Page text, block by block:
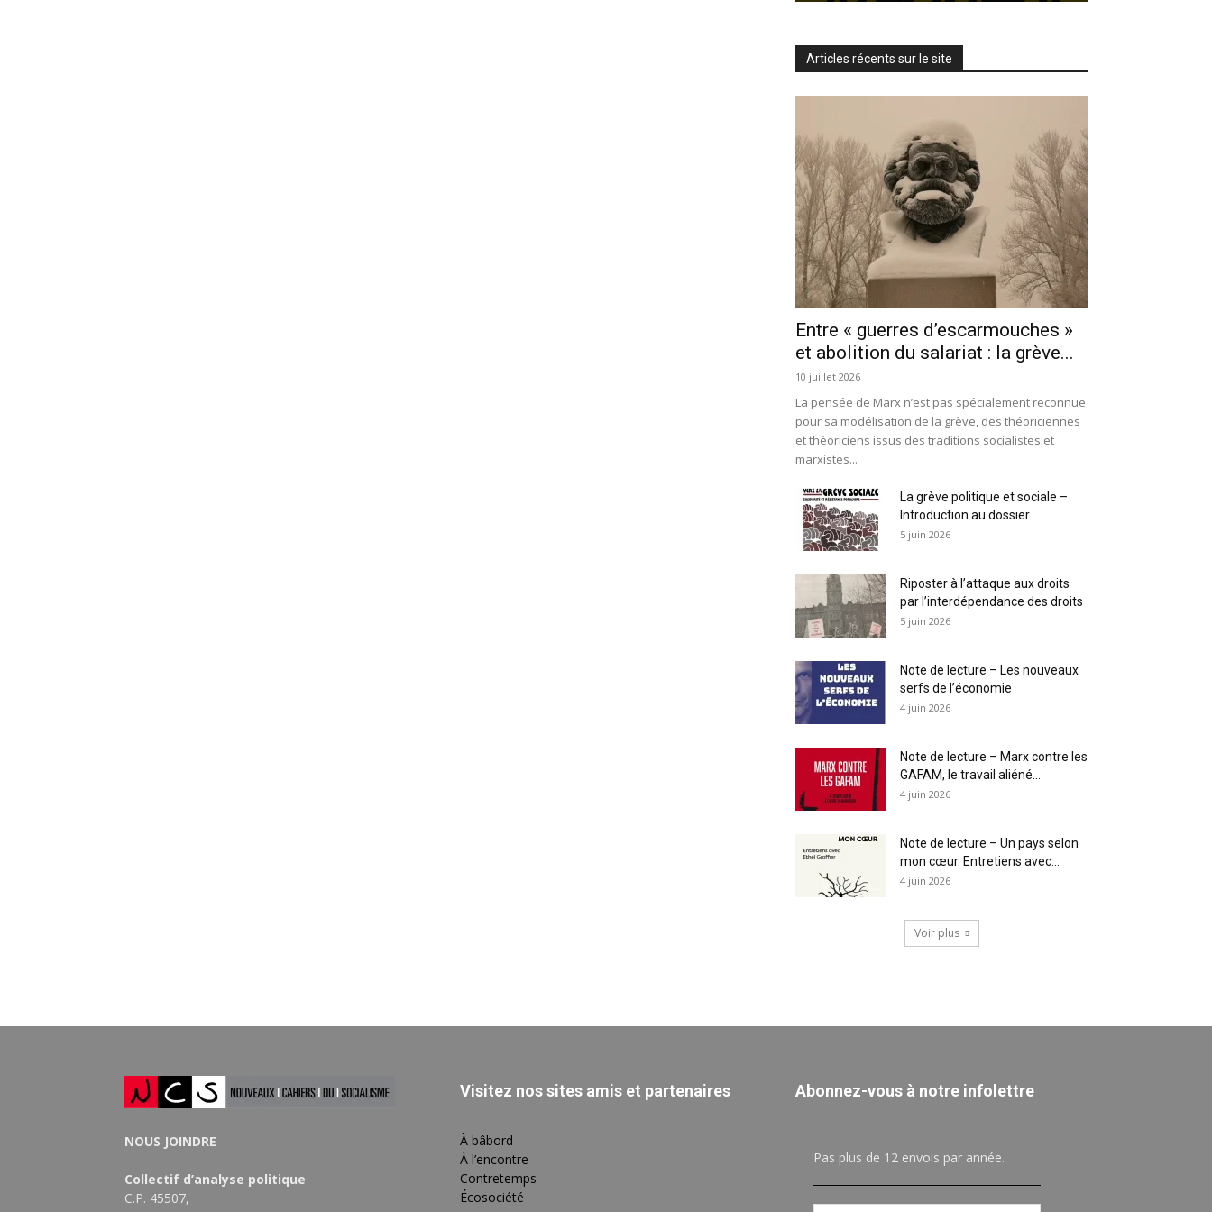
Articles récents sur le site
Entre « guerres d’escarmouches »
et abolition du salariat : la grève...
10 juillet 2026
La pensée de Marx n’est pas spécialement reconnue
pour sa modélisation de la grève, des théoriciennes
et théoriciens issus des traditions socialistes et
marxistes...
La grève politique et sociale –
Introduction au dossier
5 juin 2026
Riposter à l’attaque aux droits
par l’interdépendance des droits
5 juin 2026
Note de lecture – Les nouveaux
serfs de l’économie
4 juin 2026
Note de lecture – Marx contre les
GAFAM, le travail aliéné...
4 juin 2026
Note de lecture – Un pays selon
mon cœur. Entretiens avec...
4 juin 2026
Voir plus
NOUS JOINDRE
Collectif d’analyse politique
C.P. 45507,
Visitez nos sites amis et partenaires
À bâbord
À l’encontre
Contretemps
Écosociété
Abonnez-vous à notre infolettre
Pas plus de 12 envois par année.